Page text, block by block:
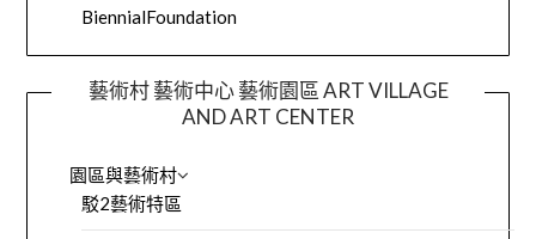
BiennialFoundation
藝術村 藝術中心 藝術園區 ART VILLAGE
AND ART CENTER
園區與藝術村
駁2藝術特區